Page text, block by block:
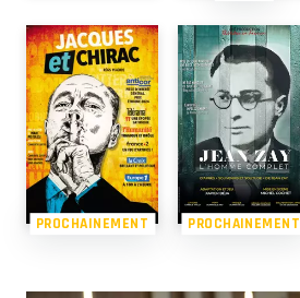
PROCHAINEMENT PROCHAINEMENT